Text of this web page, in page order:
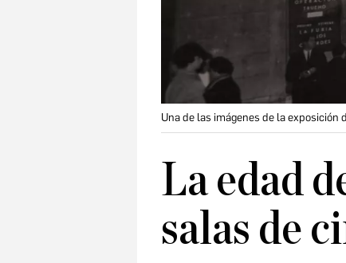
Una de las imágenes de la exposición
La edad
salas de